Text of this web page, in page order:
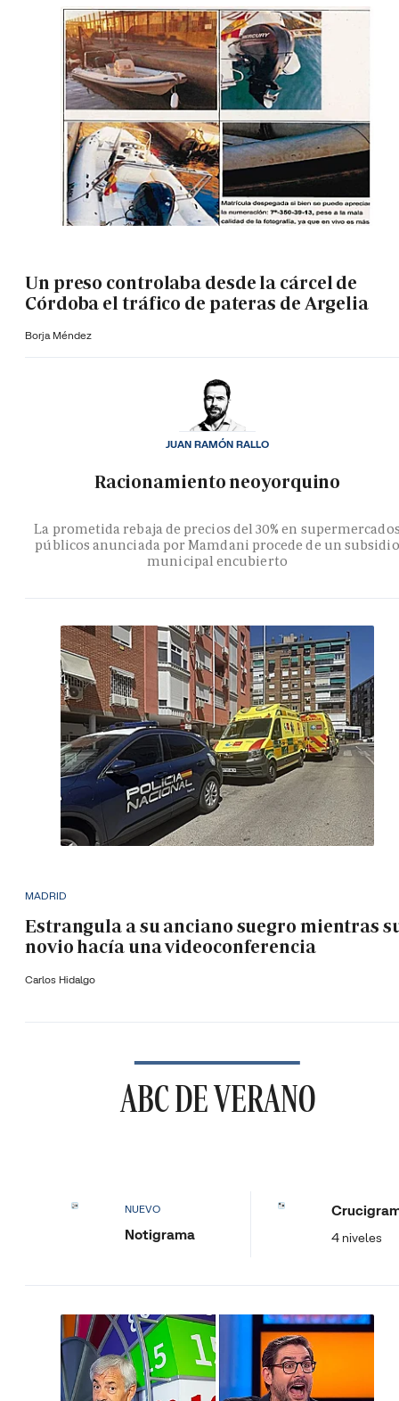
Un preso controlaba desde la cárcel de
Córdoba el tráfico de pateras de Argelia
Borja Méndez
Racionamiento neoyorquino
La prometida rebaja de precios del 30% en
públicos anunciada por Mamdani procede de un subsidio
municipal encubierto
JUAN RAMÓN RALLO
MADRID
Estrangula a su anciano suegro mientras
novio hacía una videoconferencia
Carlos Hidalgo
ABC DE VERANO
NUEVO
Notigrama 4 niveles